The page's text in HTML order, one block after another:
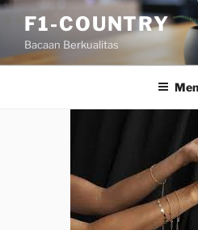
Skip
content
F1-COUNTRY
Bacaan Berkualitas